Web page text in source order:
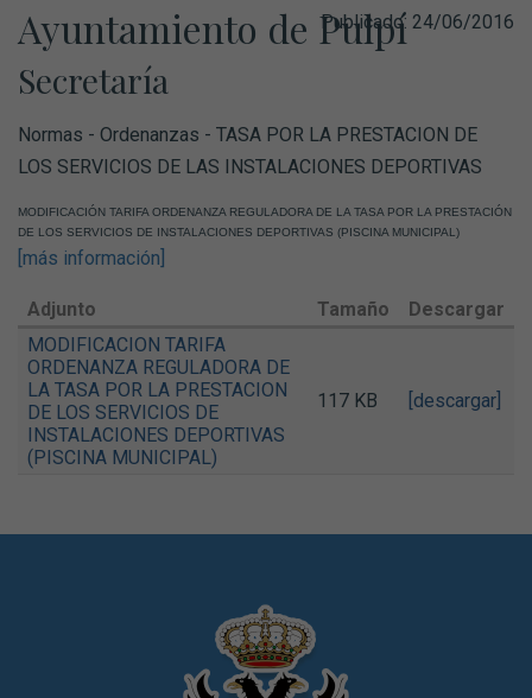
Ayuntamiento de Pulpí
Secretaría
Normas - Ordenanzas - TASA POR LA PRESTACION DE
LOS SERVICIOS DE LAS INSTALACIONES DEPORTIVAS
Publicado: 24/06/2016
MODIFICACIÓN TARIFA ORDENANZA REGULADORA DE LA TASA POR LA PRESTACIÓN
DE LOS SERVICIOS DE INSTALACIONES DEPORTIVAS (PISCINA MUNICIPAL)
[más información]
Adjunto Tamaño
Descargar
MODIFICACION TARIFA
ORDENANZA REGULADORA DE
LA TASA POR LA PRESTACION
DE LOS SERVICIOS DE
INSTALACIONES DEPORTIVAS
(PISCINA MUNICIPAL)
117 KB [descargar]